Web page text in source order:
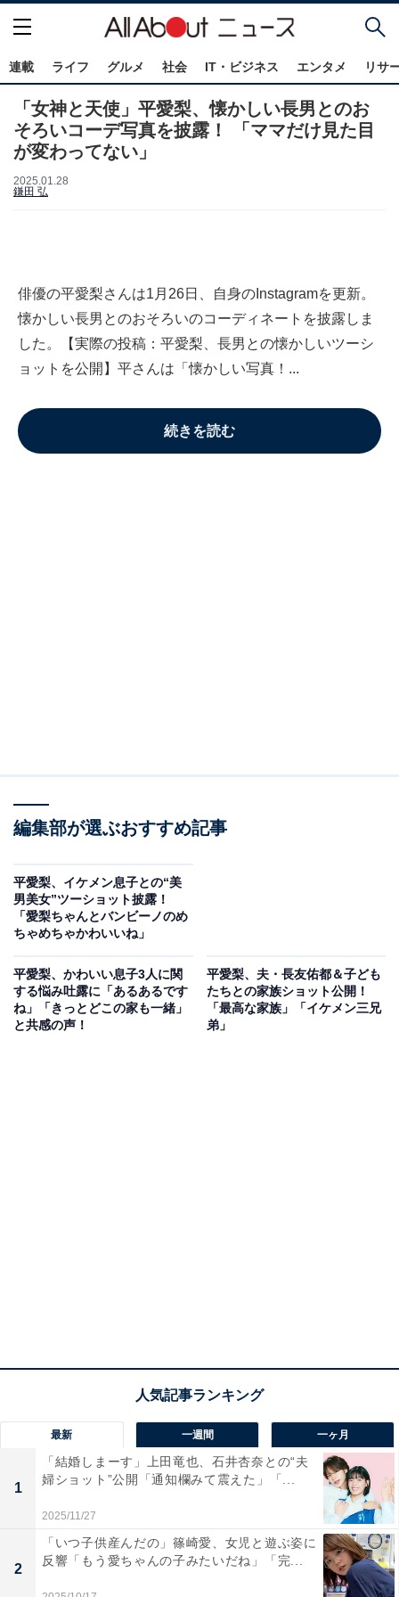
連載 ライフ グルメ 社会 IT・ビジネス エンタメ リサ
「女神と天使」平愛梨、懐かしい長男とのお
そろいコーデ写真を披露！ 「ママだけ見た目
が変わってない」
2025.01.28
鎌田 弘
俳優の平愛梨さんは1月26日、自身のInstagramを更新。
懐かしい長男とのおそろいのコーディネートを披露しま
した。【実際の投稿：平愛梨、長男との懐かしいツーシ
ョットを公開】平さんは「懐かしい写真！...
続きを読む
編集部が選ぶおすすめ記事
平愛梨、イケメン息子との“美
男美女”ツーショット披露！
「愛梨ちゃんとバンビーノのめ
ちゃめちゃかわいいね」
平愛梨、かわいい息子3人に関
する悩み吐露に「あるあるです
ね」「きっとどこの家も一緒」
と共感の声！
平愛梨、夫・長友佑都＆子ども
たちとの家族ショット公開！
「最高な家族」「イケメン三兄
弟」
最新 一週間 一ヶ月
1
「結婚しまーす」上田竜也、石井杏奈との“夫
婦ショット”公開「通知欄みて震えた」「...
2025/11/27
2
「いつ子供産んだの」篠崎愛、女児と遊ぶ姿に
反響「もう愛ちゃんの子みたいだね」「完...